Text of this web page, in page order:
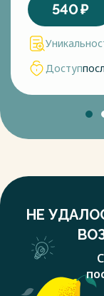
540₽
Доступ
НЕ